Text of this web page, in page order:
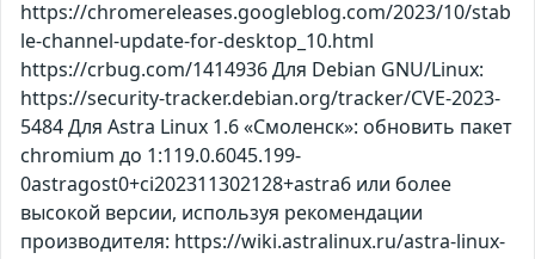
https://chromereleases.googleblog.com/2023/10/stab
le-channel-update-for-desktop_10.html
https://crbug.com/1414936 Для Debian GNU/Linux:
https://security-tracker.debian.org/tracker/CVE-2023-
5484 Для Astra Linux 1.6 «Смоленск»: обновить пакет
chromium до 1:119.0.6045.199-
0astragost0+ci202311302128+astra6 или более
высокой версии, используя рекомендации
производителя: https://wiki.astralinux.ru/astra-linux-